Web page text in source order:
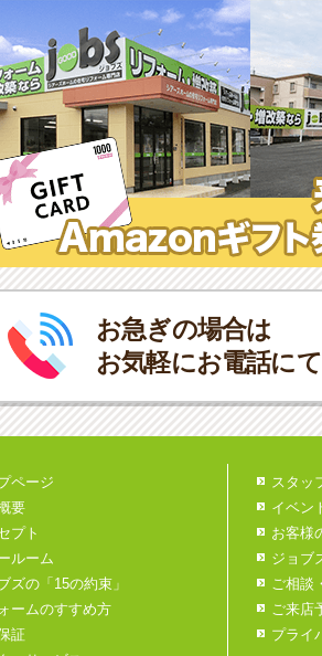
お急ぎの場合は
お気軽にお電話に
ページ
要
プト
ルーム
ズの「15の約束」
ームのすすめ方
証
スタッ
イベン
お客様
ジョブ
ご相談
ご来店
プライ